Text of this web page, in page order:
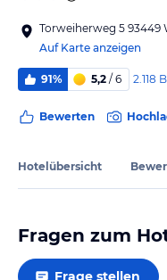
Torweiherweg 5 93449
Auf Karte anzeigen
91% 5,2 / 6 2.118
Bewerten
Hotelübersicht
Fragen zum
Frage stellen